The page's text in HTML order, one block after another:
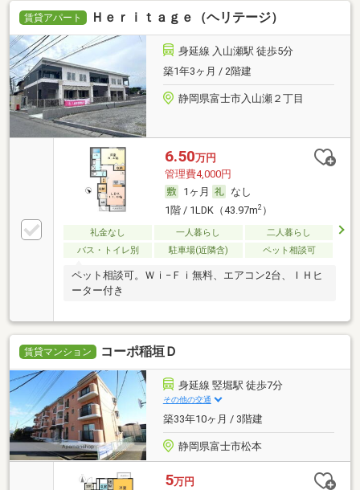
賃貸アパート Ｈｅｒｉｔａｇｅ（ヘリテージ）
身延線 入山瀬駅 徒歩5分
築1年3ヶ月 / 2階建
静岡県富士市入山瀬２丁目
6.50万円
管理費4,000円
1ヶ月
なし
1階 / 1LDK（43.97m2）
礼金なし 一人暮らし
二人暮らし
バス・トイレ別
駐車場(近隣含) ペット相談可
ペット相談可。Ｗｉ−Ｆｉ無料、エアコン2台、ＩＨヒ
ーター付き
賃貸マンション コーポ稲垣Ｄ
身延線 竪堀駅 徒歩7分
その他の交通
築33年10ヶ月 / 3階建
静岡県富士市松本
5万円